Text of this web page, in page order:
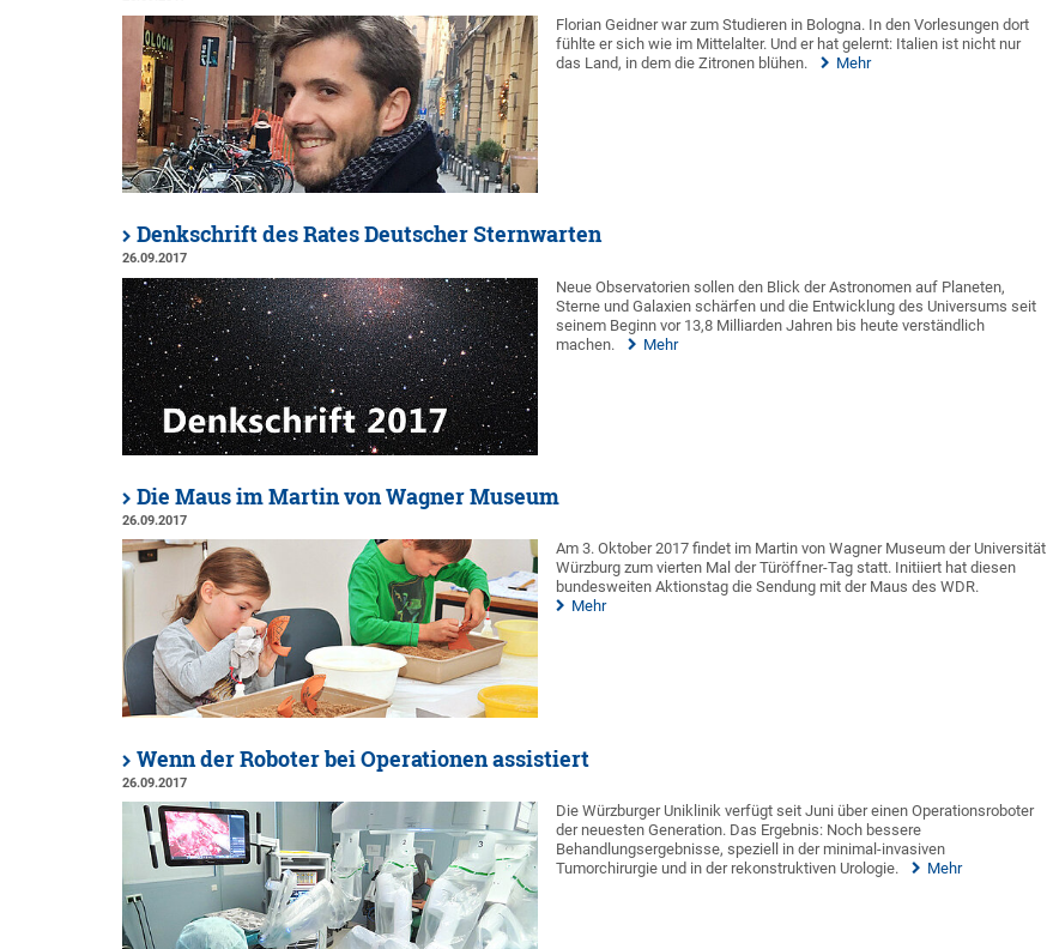
Florian Geidner war zum Studieren in Bologna. In den Vorlesungen dort
fühlte er sich wie im Mittelalter. Und er hat gelernt: Italien ist nicht nur
das Land, in dem die Zitronen blühen.
Mehr
Denkschrift des Rates Deutscher Sternwarten
26.09.2017
Neue Observatorien sollen den Blick der Astronomen auf Planeten,
Sterne und Galaxien schärfen und die Entwicklung des Universums seit
seinem Beginn vor 13,8 Milliarden Jahren bis heute verständlich
machen.
Mehr
Die Maus im Martin von Wagner Museum
26.09.2017
Am 3. Oktober 2017 findet im Martin von Wagner Museum der Universität
Würzburg zum vierten Mal der Türöffner-Tag statt. Initiiert hat diesen
bundesweiten Aktionstag die Sendung mit der Maus des WDR.
Mehr
Wenn der Roboter bei Operationen assistiert
26.09.2017
Die Würzburger Uniklinik verfügt seit Juni über einen Operationsroboter
der neuesten Generation. Das Ergebnis: Noch bessere
Behandlungsergebnisse, speziell in der minimal-invasiven
Tumorchirurgie und in der rekonstruktiven Urologie.
Mehr